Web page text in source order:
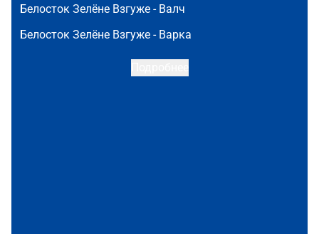
Белосток Зелёне Взгуже - Валч
Белосток Зелёне Взгуже - Варка